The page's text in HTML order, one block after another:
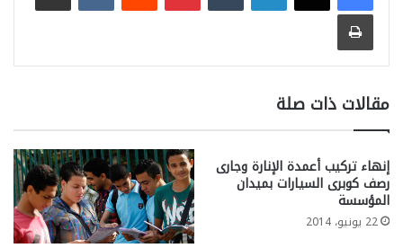
طباعة
مقالات ذات صلة
إنهاء تركيب أعمدة الإنارة وجارى
رصف كوبرى السيارات بميدان
المؤسسة
22 يونيو، 2014